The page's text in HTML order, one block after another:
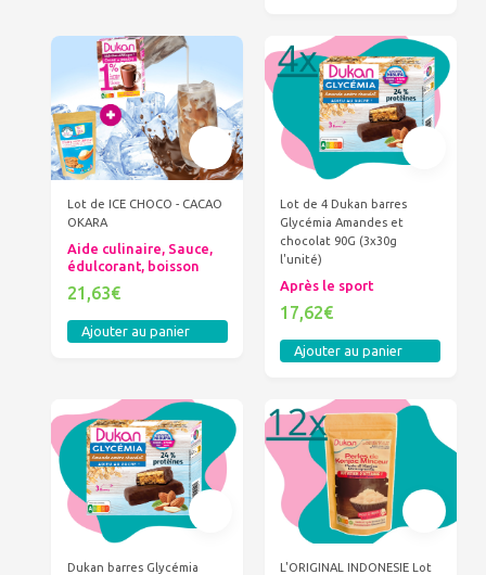
Lot de ICE CHOCO - CACAO
OKARA
Aide culinaire, Sauce,
édulcorant, boisson
21,63€
Ajouter au panier
Lot de 4 Dukan barres
Glycémia Amandes et
chocolat 90G (3x30g
l'unité)
Après le sport
17,62€
Ajouter au panier
Dukan barres Glycémia
L'ORIGINAL INDONESIE Lot